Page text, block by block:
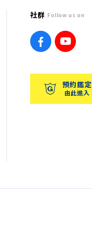
社群 Follow us on
預約鑑定
由此進入